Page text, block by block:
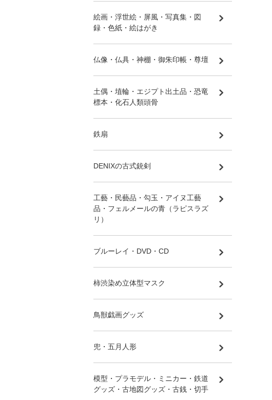
絵画・浮世絵・屏風・写真集・図
録・色紙・絵はがき
仏像・仏具・神棚・御朱印帳・尊壇
土偶・埴輪・エジプト出土品・恐竜
標本・化石人類頭骨
鉄扇
DENIXの古式銃剣
工藝・民藝品・勾玉・アイヌ工藝
品・フェルメールの青（ラピスラズ
リ）
ブルーレイ・DVD・CD
柿渋染め立体型マスク
鳥獣戯画グッズ
兜・五月人形
模型・プラモデル・ミニカー・鉄道
グッズ・古地図グッズ・古銭・切手